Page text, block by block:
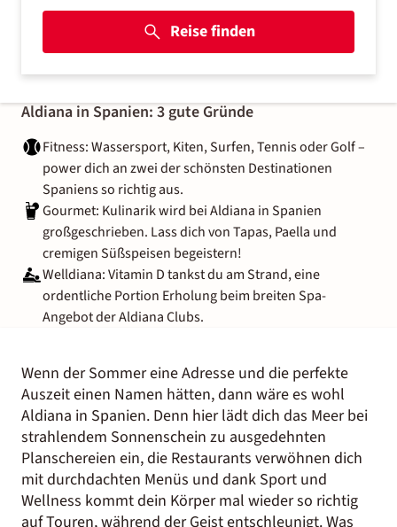
Reise finden
Aldiana in Spanien: 3 gute Gründe
Fitness: Wassersport, Kiten, Surfen, Tennis oder Golf –
power dich an zwei der schönsten Destinationen
Spaniens so richtig aus.
Gourmet: Kulinarik wird bei Aldiana in Spanien
großgeschrieben. Lass dich von Tapas, Paella und
cremigen Süßspeisen begeistern!
Welldiana: Vitamin D tankst du am Strand, eine
ordentliche Portion Erholung beim breiten Spa-
Angebot der Aldiana Clubs.
Wenn der Sommer eine Adresse und die perfekte
Auszeit einen Namen hätten, dann wäre es wohl
Aldiana in Spanien. Denn hier lädt dich das Meer bei
strahlendem Sonnenschein zu ausgedehnten
Planschereien ein, die Restaurants verwöhnen dich
mit durchdachten Menüs und dank Sport und
Wellness kommt dein Körper mal wieder so richtig
auf Touren, während der Geist entschleunigt. Was